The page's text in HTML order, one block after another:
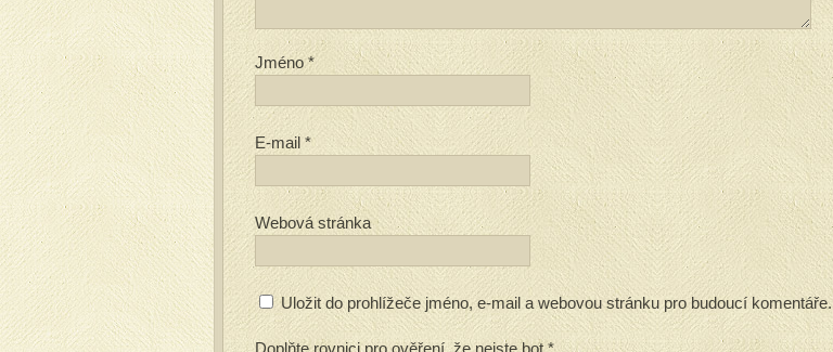
Jméno*
E-mail *
Webová stránka
Uložit do prohlížeče jméno, e-mail a webovou stránku pro budoucí komentáře.
Doplňte rovnici pro ověření, že nejste bot *